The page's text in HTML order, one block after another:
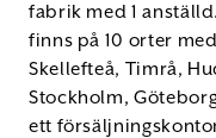
fabrik med 1
finns på 10 orter
Skellefteå, Timrå,
Stockholm,
ett